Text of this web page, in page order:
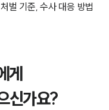
벌 기준, 수사 대응 방법
게
신가요?